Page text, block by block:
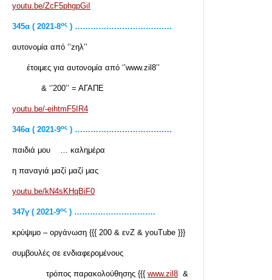
youtu.be/ZcF5phgpGiI
345α ( 2021-8ος ) ……………………………….
αυτονομία από ‘’zηλ’’
έτοιμες για αυτονομία από ‘’www.zil8’’
& ‘’200’’ = ΑΓΑΠΕ
youtu.be/-eihtmF5IR4
346α ( 2021-9ος ) ……………………………….
παιδιά μου … καλημέρα
η παναγιά μαζί μαζί μας
youtu.be/kN4sKHqBiF0
347γ ( 2021-9ος ) ………………………….
κρύψιμο – οργάνωση {{{ 200 & ενΖ & youTube }}}
συμβουλές σε ενδιαφερομένους
τρόπος παρακολούθησης {{{ www.zil8 &